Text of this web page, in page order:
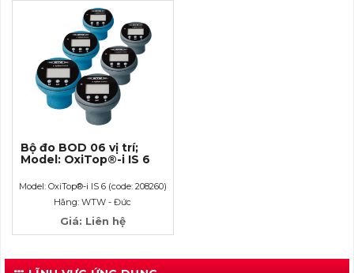
Bộ đo BOD 06 vị trí;
Model: OxiTop®-i IS 6
Model: OxiTop®-i IS 6 (code: 208260)
Hãng: WTW - Đức
Giá: Liên hệ